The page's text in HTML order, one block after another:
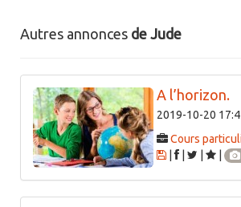
Autres annonces de Jude
A l’horizon.
2019-10-20
Cours
|